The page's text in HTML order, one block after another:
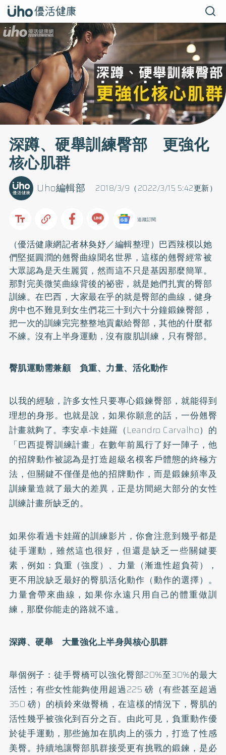
深蹲、硬舉訓練臀部 更強化
核心肌群
2018/3/9（2022/3/15 5:42更新）
Uho編輯部
追蹤訂閱
（優活健康網記者林奐妤／編輯整理）巴西辣模以她
們堅挺圓潤的翹臀曲線聞名世界，這樣的翹臀經常被
大眾認為是天生麗質，然而這不只是基因那麼簡單。
那對完美微笑曲線背後的祕密，就是她們扎實的臀部
訓練。在巴西，大家最在乎的就是臀部的曲線，健身
房中也不難見到女生們花三十到六十分鐘鍛鍊臀部，
把一次的訓練完完整整地貢獻給臀部，其他的什麼都
不練。沒有上半身運動，沒有腹肌訓練，只有臀部。
臀肌運動需兼顧 負重、力量、活化動作
以我的經驗，許多女性只要專心鍛鍊臀部，就能得到
理想的身形。也就是說，如果你願意的話，一份翹臀
計畫就夠了。李安卓‧卡娃羅（Leandro Carvalho）的
「巴西提臀訓練計畫」在數年前風行了好一陣子，他
的招牌動作被認為是打造超級名模客戶體態的終極方
法，但關鍵不僅僅是他的招牌動作，而是鍛鍊頻率及
訓練量造就了最大的差異，正是坊間絕大部分的女性
訓練計畫所缺乏的。
如果你看過卡娃羅的訓練影片，你會注意到幾乎都是
徒手運動，雖然這也很好，但還是缺乏一些關鍵要
素，例如：負重（強度）、力量（漸進性超負荷），
更不用說缺乏最好的臀肌活化動作（動作的選擇）。
力量會帶來曲線，如果你永遠只用自己的體重做訓
練，那麼你能走的路就不遠。
深蹲、硬舉 大量強化上半身與核心肌群
舉個例子：徒手臀橋可以強化臀部20%至30%的最大
活性；有些女性能夠使用超過225 磅（有些甚至超過
350 磅）的槓鈴來做臀橋，在這樣的情況下，臀肌的
活性幾乎被強化到百分之百。由此可見，負重動作優
於徒手運動，那些施加在肌肉上的張力，打造了性感
美臀。持續地讓臀部肌群接受更有挑戰的鍛鍊，是必